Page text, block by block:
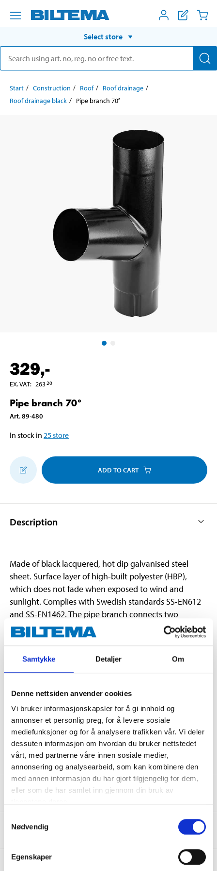
Samtykke Detaljer Om
Denne nettsiden anvender cookies
Vi bruker informasjonskapsler for å gi innhold og
annonser et personlig preg, for å levere sosiale
mediefunksjoner og for å analysere trafikken vår. Vi deler
dessuten informasjon om hvordan du bruker nettstedet
vårt, med partnerne våre innen sosiale medier,
annonsering og analysearbeid, som kan kombinere den
med annen informasjon du har gjort tilgjengelig for dem,
eller som de har samlet inn gjennom din bruk av
Nødvendig
Egenskaper
Select store
Start Construction Roof
Roof drainage
Roof drainage black
Pipe branch 70°
329,-
EX. VAT: 26320
Pipe branch 70°
Art.89-480
In stock in 25store
ADD TO CART
Description
Made of black lacquered, hot dip galvanised steel
sheet. Surface layer of high-built polyester (HBP),
which does not fade when exposed to wind and
sunlight. Complies with Swedish standards SS-EN612
and SS-EN1462. The pipe branch connects two
downpipes from different roofs, for example on a
porch. The angle out from the stem is 70°.
Diameter
90 mm
Angle
70 °
Safety instructions and other information
About the manufacturer